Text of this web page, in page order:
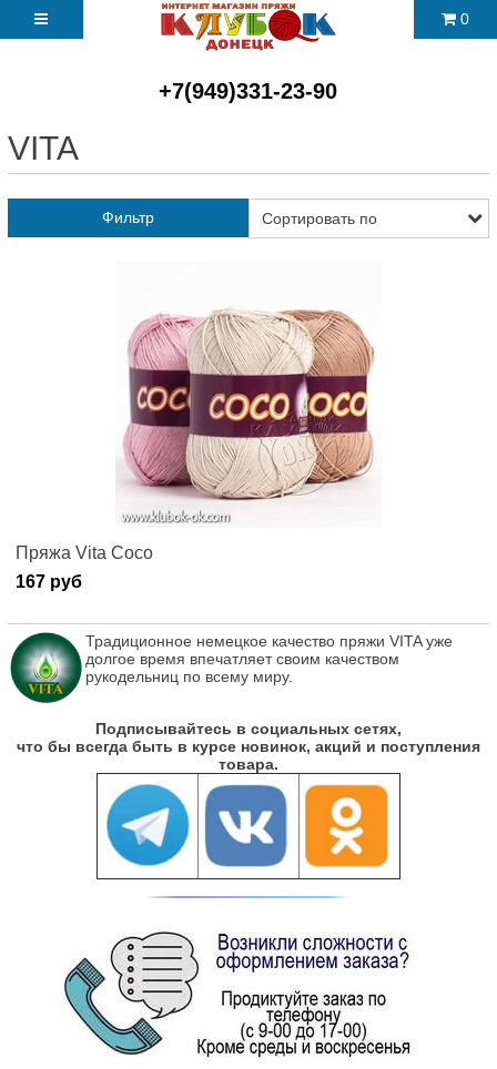
+7(949)331-23-90
0
VITA
Фильтр
Пряжа Vita Coco
167 руб
Традиционное немецкое качество пряжи VITA уже
долгое время впечатляет своим качеством
рукодельниц по всему миру.
Подписывайтесь в социальных сетях,
что бы всегда быть в курсе новинок, акций и поступления
товара.